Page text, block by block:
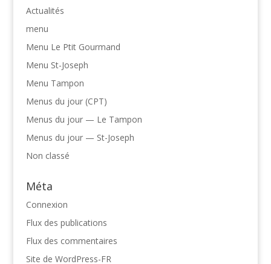
Actualités
menu
Menu Le Ptit Gourmand
Menu St-Joseph
Menu Tampon
Menus du jour (CPT)
Menus du jour — Le Tampon
Menus du jour — St-Joseph
Non classé
Méta
Connexion
Flux des publications
Flux des commentaires
Site de WordPress-FR